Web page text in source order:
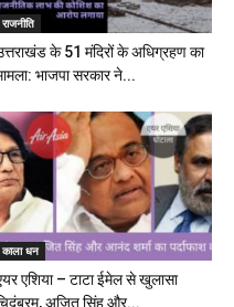
राजनीति
के 51 मंदिरों के अधिग्रहण का
भाजपा सरकार ने...
काला धन
एशिया – टाटा ईमेल से खुलासा
अजित सिंह और...